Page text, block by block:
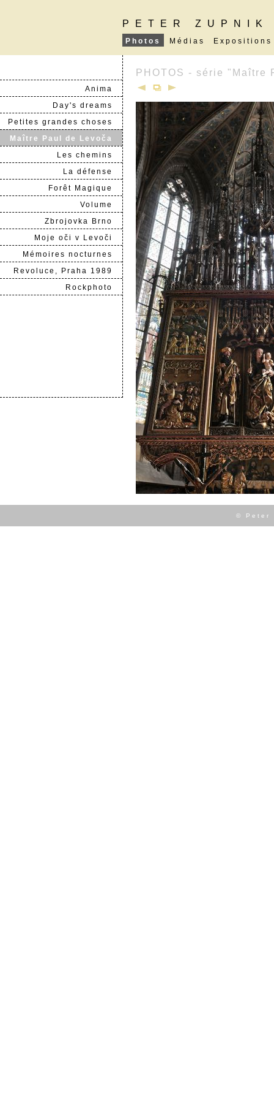
PETER ZUPNIK
Photos Médias Expositions
Anima
Day's dreams
Petites grandes choses
Maître Paul de Levoča
Les chemins
La défense
Forêt Magique
Volume
Zbrojovka Brno
Moje oči v Levoči
Mémoires nocturnes
Revoluce, Praha 1989
Rockphoto
PHOTOS - série "Maître
© Peter